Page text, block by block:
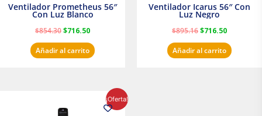
Ventilador Prometheus 56″
Con Luz Blanco
$854.30$716.50
Añadir al carrito
Ventilador Icarus 56″ Con
Luz Negro
$895.16$716.50
Añadir al carrito
¡Oferta!
original
precio
actual